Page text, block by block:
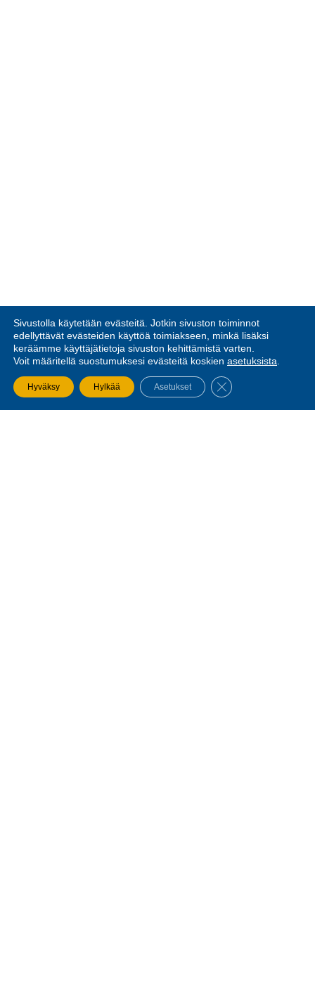
Sivustolla käytetään evästeitä. Jotkin sivuston toiminnot
edellyttävät evästeiden käyttöä toimiakseen, minkä lisäksi
keräämme käyttäjätietoja sivuston kehittämistä varten.
Voit määritellä suostumuksesi evästeitä koskien asetuksista
Hyväksy Hylkää Asetukset SULJE